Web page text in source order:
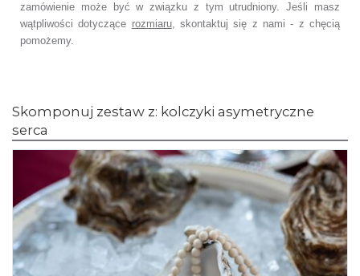
zamówienie może być w związku z tym utrudniony. Jeśli masz
wątpliwości dotyczące rozmiaru, skontaktuj się z nami - z chęcią
pomożemy.
Skomponuj zestaw z: kolczyki asymetryczne
serca